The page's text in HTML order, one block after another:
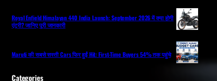
Royal Enfield Himalayan 440 India Launch: September 2026 में क्या होगी
एंट्री? जानिए पूरी जानकारी
Maruti की सबसे सस्ती Cars फिर हुईं Hit: First-Time Buyers 54% तक पहुंचे
Categories